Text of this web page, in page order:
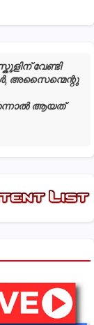
വേണ്ടി
അസൈന്മെന്റു
ആയത്